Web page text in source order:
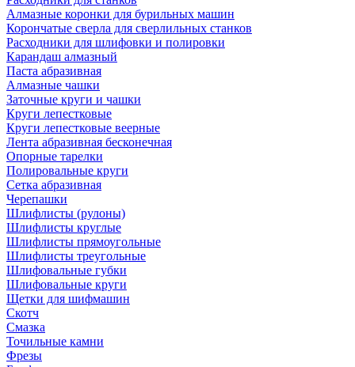
Алмазные коронки для бурильных машин
Корончатые сверла для сверлильных станков
Расходники для шлифовки и полировки
Карандаш алмазный
Паста абразивная
Алмазные чашки
Заточные круги и чашки
Круги лепестковые
Круги лепестковые веерные
Лента абразивная бесконечная
Опорные тарелки
Полировальные круги
Сетка абразивная
Черепашки
Шлифлисты (рулоны)
Шлифлисты круглые
Шлифлисты прямоугольные
Шлифлисты треугольные
Шлифовальные губки
Шлифовальные круги
Щетки для шифмашин
Скотч
Смазка
Точильные камни
Фрезы